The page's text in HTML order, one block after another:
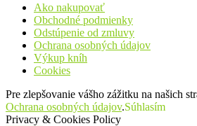
Ako nakupovať
Obchodné podmienky
Odstúpenie od zmluvy
Ochrana osobných údajov
Výkup kníh
Cookies
Pre zlepšovanie vášho zážitku na našich
Ochrana osobných údajov.Súhlasím
Privacy & Cookies Policy